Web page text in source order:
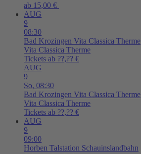
ab 15,00 €
AUG
9
08:30
Bad Krozingen Vita Classica Therme
Vita Classica Therme
Tickets ab ??,?? €
AUG
9
So, 08:30
Bad Krozingen Vita Classica Therme
Vita Classica Therme
Tickets ab ??,?? €
AUG
9
09:00
Horben Talstation Schauinslandbahn